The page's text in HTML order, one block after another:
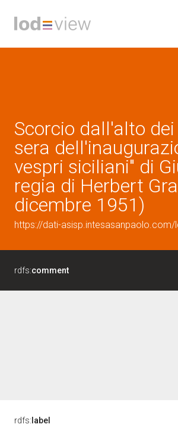
Scorcio dall'alto
sera
vespri siciliani" di
regia di Herbert
dicembre 1951)
https://dati-
rdfs:comment
rdfs: label